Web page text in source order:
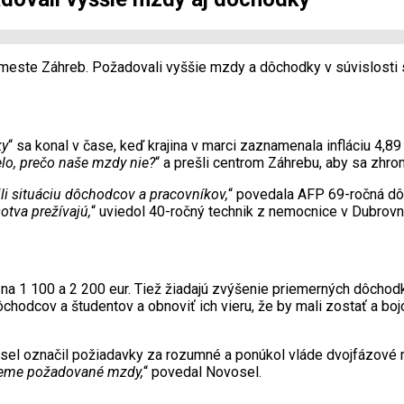
Záhreb. Požadovali vyššie mzdy a dôchodky v
“ sa konal v čase, keď krajina v marci zaznamenala infláciu
prečo naše mzdy nie?“ a prešli centrom Záhrebu, aby sa
situáciu dôchodcov a pracovníkov,“ povedala AFP 69-ročná
prežívajú,“ uviedol 40-ročný technik z nemocnice v
1 100 a 2 200 eur. Tiež žiadajú zvýšenie priemerných
a študentov a obnoviť ich vieru, že by mali zostať a
označil požiadavky za rozumné a ponúkol vláde dvojfázové
požadované mzdy,“ povedal Novosel.